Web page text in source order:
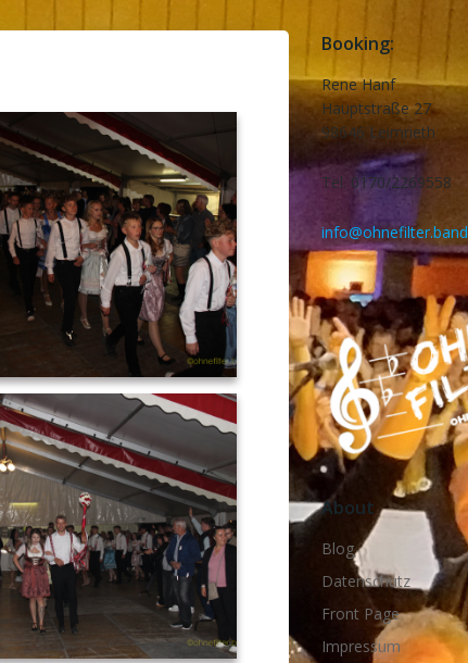
Booking:
Rene Hanf
Hauptstraße 27
98646 Leimrieth
Tel. 0170/2269558
info@ohnefilter.band
About
Blog
Datenschutz
Front Page
Impressum